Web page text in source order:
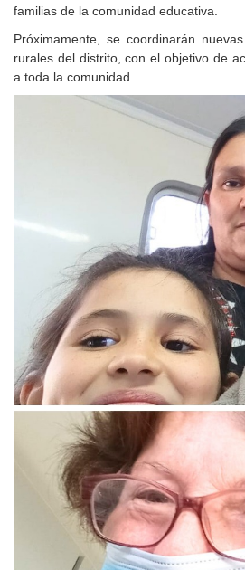
familias de la comunidad educativa.
Próximamente, se coordinarán
rurales del distrito, con el objetivo de
a toda la comunidad .